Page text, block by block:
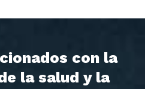
con la
la salud y la